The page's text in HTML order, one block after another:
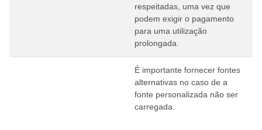
respeitadas, uma vez que
podem exigir o pagamento
para uma utilização
prolongada.
É importante fornecer fontes
alternativas no caso de a
fonte personalizada não ser
carregada.